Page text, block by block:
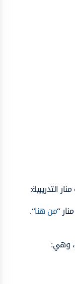
التدريبية:
“من هنا“.
وهي: